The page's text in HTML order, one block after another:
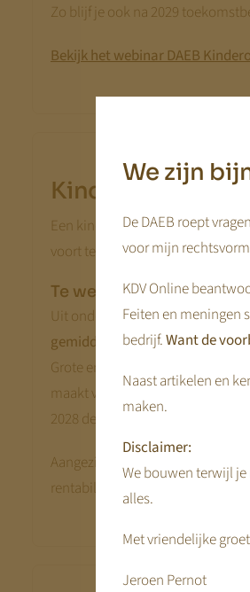
Zo blijf je ook na 2029
Bekijk het webinar DAEB
Een kinderopvangorganisatie is
voort te kunnen bestaan.Lees
Te weinig winst
Uit onderzoek van Stichting
gemiddeld rendement was in
Grote en kleine bedrijven. Bijna
maakt verlies. Omwille van de
2028 de periode om het eigen
Aangezien kostenbesparingen
rentabilitieit te verhogen. Maar
We zijn
De DAEB roept
voor mijn
KDV Online
Feiten en meningen
bedrijf.Want de
Naast artikelen en
maken.
Disclaimer:
We bouwen terwijl
alles.
Met vriendelijke
Jeroen Pernot